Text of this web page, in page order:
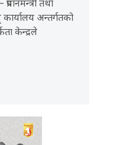
तथा
कार्यालय अन्तर्गतको
केन्द्रले